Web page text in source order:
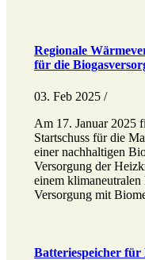
Regionale
für die
03. Feb 2025 /
Am 17. Januar 2025
Startschuss für die
einer nachhaltigen
Versorgung der
einem
Versorgung mit
Batteriespeicher für